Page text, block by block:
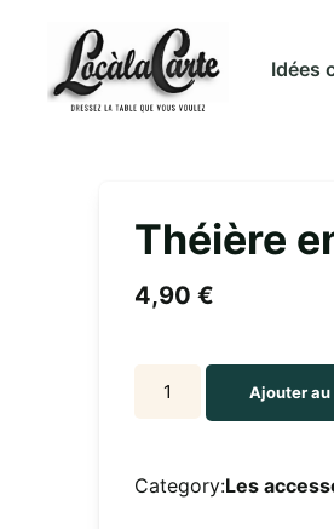
Idées
Théière
4,90€
Théière
quantity
Ajouter au
Category:Les